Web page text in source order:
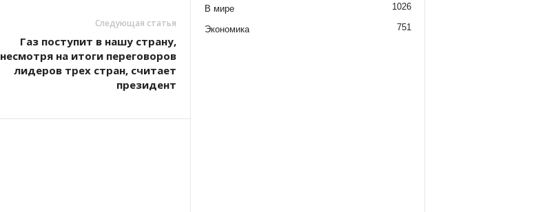
Следующая статья
Газ поступит в нашу страну,
несмотря на итоги переговоров
лидеров трех стран, считает
президент
В мире 1026
Экономика 751